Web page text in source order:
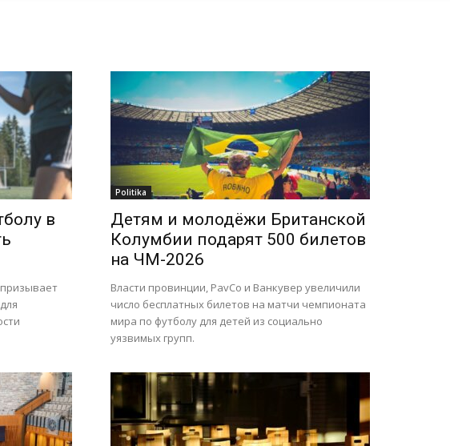
в
Politika
Детям и молодёжи Британской
Колумбии подарят 500 билетов
на ЧМ-2026
Власти провинции, PavCo и Ванкувер увеличили
число бесплатных билетов на матчи чемпионата
мира по футболу для детей из социально
уязвимых групп.